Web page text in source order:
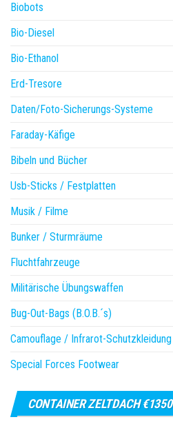
Biobots
Bio-Diesel
Bio-Ethanol
Erd-Tresore
Daten/Foto-Sicherungs-Systeme
Faraday-Käfige
Bibeln und Bücher
Usb-Sticks / Festplatten
Musik / Filme
Bunker / Sturmräume
Fluchtfahrzeuge
Militärische Übungswaffen
Bug-Out-Bags (B.O.B.´s)
Camouflage / Infrarot-Schutzkleidung
Special Forces Footwear
CONTAINER ZELTDACH €1350